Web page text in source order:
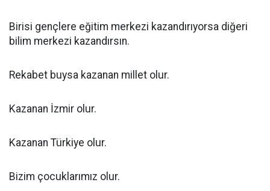
Birisi gençlere eğitim merkezi kazandırıyorsa diğeri
bilim merkezi kazandırsın.
Rekabet buysa kazanan millet olur.
Kazanan İzmir olur.
Kazanan Türkiye olur.
Bizim çocuklarımız olur.